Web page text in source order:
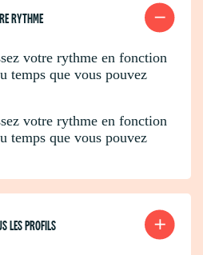
RYTHME
votre rythme en fonction
temps que vous pouvez
votre rythme en fonction
temps que vous pouvez
LES PROFILS